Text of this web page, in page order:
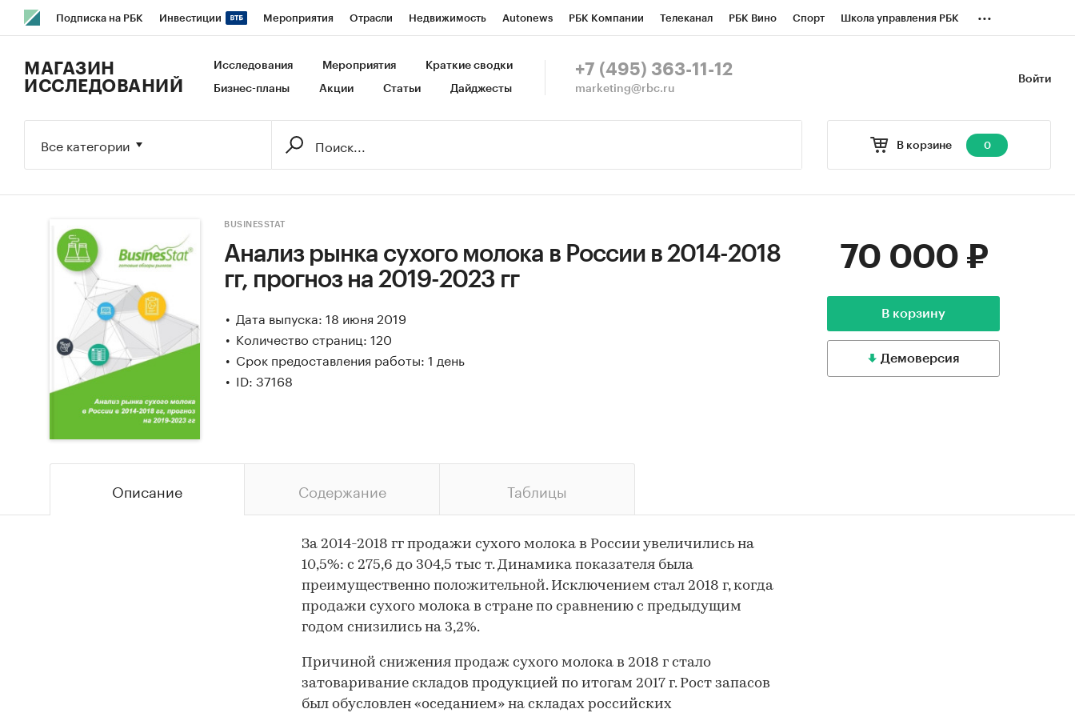
Подписка на РБК Инвестиции Мероприятия Отрасли Недвижимость Autonews РБК Компании Телеканал РБК Вино Спорт Школа управления РБК
Исследования Кредитные рейтинги Франшизы Газета Спецпроекты СПб Конференции СПб Спецпроекты
...
Войти
МАГАЗИН
ИССЛЕДОВАНИЙ
Исследования Мероприятия Краткие сводки
Бизнес-планы Акции Статьи Дайджесты
+7 (495) 363-11-12
marketing@rbc.ru
В корзине 0
Все категории
BUSINESSTAT
Анализ рынка сухого молока в России в 2014-2018
гг, прогноз на 2019-2023 гг
Дата выпуска: 18 июня 2019
Количество страниц: 120
Срок предоставления работы: 1 день
ID: 37168
70 000 ₽
В корзину
Демоверсия
Описание Содержание Таблицы
За 2014-2018 гг продажи сухого молока в России увеличились на
10,5%: с 275,6 до 304,5 тыс т. Динамика показателя была
преимущественно положительной. Исключением стал 2018 г, когда
продажи сухого молока в стране по сравнению с предыдущим
годом снизились на 3,2%.
Причиной снижения продаж сухого молока в 2018 г стало
затоваривание складов продукцией по итогам 2017 г. Рост запасов
был обусловлен «оседанием» на складах российских